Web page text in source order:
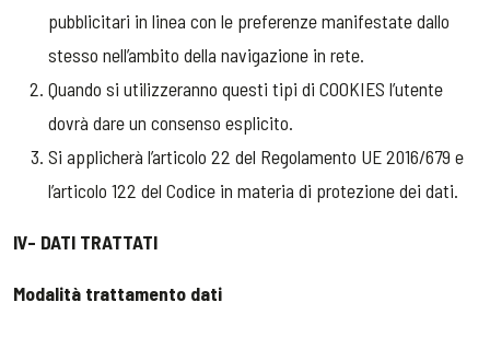
pubblicitari in linea con le preferenze manifestate dallo
stesso nell’ambito della navigazione in rete.
Quando si utilizzeranno questi tipi di COOKIES l’utente
dovrà dare un consenso esplicito.
Si applicherà l’articolo 22 del Regolamento UE 2016/679 e
l’articolo 122 del Codice in materia di protezione dei dati.
IV- DATI TRATTATI
Modalità trattamento dati